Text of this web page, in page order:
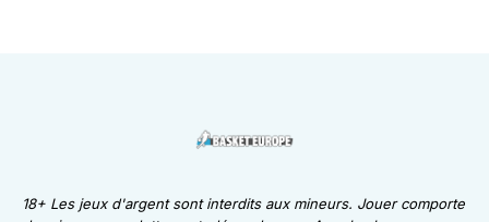
18+ Les jeux d'argent sont interdits aux mineurs. Jouer comporte